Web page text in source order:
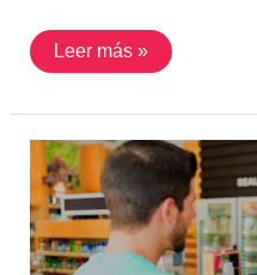
Leer más »
El
libre
mercado:
un
aliado
del
consumidor